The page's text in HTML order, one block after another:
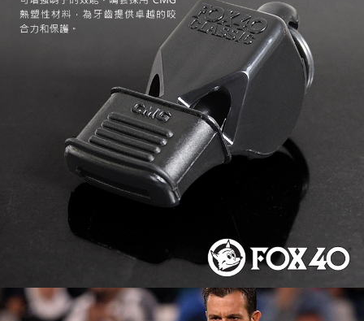
易，需依本服務之必要範圍內提供個人資料，並將交易相關給付款項請求債
權轉讓予恩沛科技股份有限公司。
２．關於個人資料處理事宜，請瀏覽以下網址：
３．未成年的使用者請事先徵得法定代理人或監護人之同意方可使用
「AFTEE先享後付」，若未經同意申辦者引起之損失，本公司不負相關責
４．使用「AFTEE先享後付」時，將依據個別帳號之用戶狀況，依本公司即
時審查核予不同之上限額度；若仍有額度不足之情形，本公司將視審查結果
請求用戶進行身份認證。
５．嚴禁一人註冊多個帳號或使用他人資訊註冊。若發現惡意使用之情形，
恩沛科技股份有限公司將有權停止該用戶之使用額度並採取法律行動。
貨到付款
每筆NT$130，滿NT$3,000(含以上)免運費